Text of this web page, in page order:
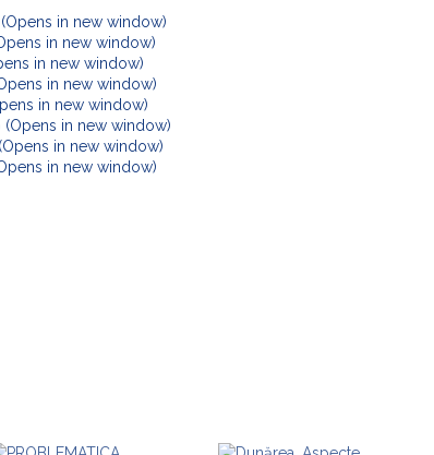
in new window)
in new window)
in new window)
in new window)
in new window)
in new window)
in new window)
in new window)